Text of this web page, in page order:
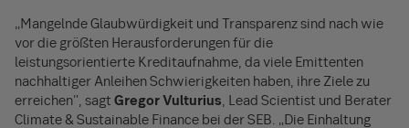
„Mangelnde Glaubwürdigkeit und Transparenz sind nach wie
vor die größten Herausforderungen für die
leistungsorientierte Kreditaufnahme, da viele Emittenten
nachhaltiger Anleihen Schwierigkeiten haben, ihre Ziele zu
erreichen", sagt Gregor Vulturius, Lead Scientist und Berater
Climate & Sustainable Finance bei der SEB. „Die Einhaltung